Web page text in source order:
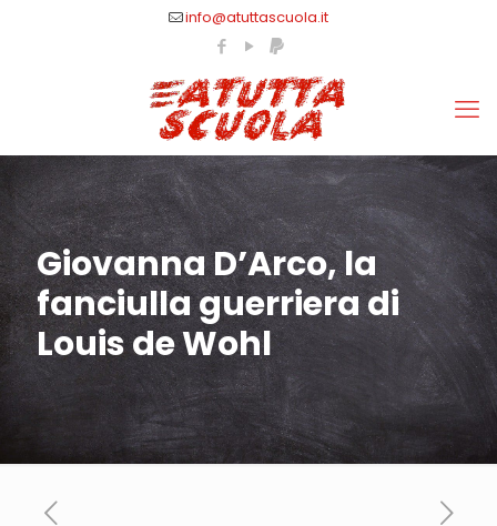
info@atuttascuola.it
Giovanna D’Arco, la
fanciulla guerriera di
Louis de Wohl